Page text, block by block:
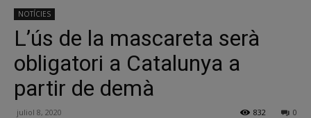
NOTÍCIES
L’ús de la mascareta serà
obligatori a Catalunya a
partir de demà
juliol 8, 2020 0
832